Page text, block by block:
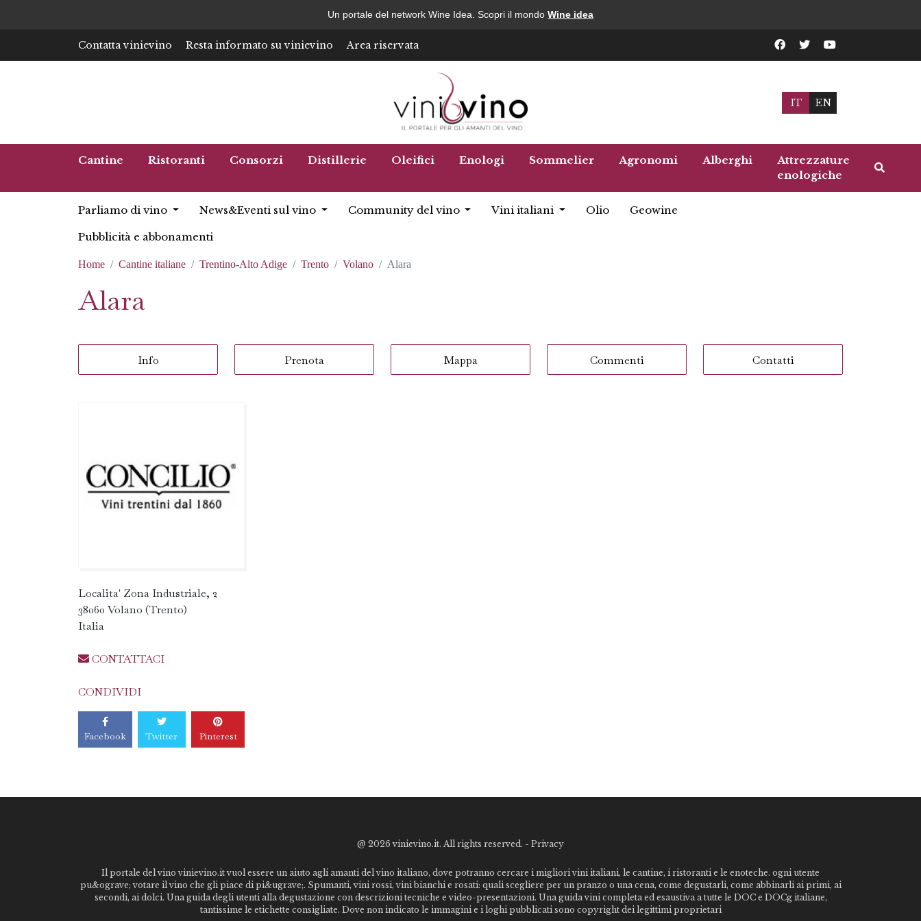
Un portale del network Wine Idea. Scopri il mondo Wine idea
Contatta vinievino Resta informato su vinievino Area riservata
IT EN
Cantine Ristoranti Consorzi Distillerie Oleifici Enologi Sommelier Agronomi Alberghi
Attrezzature
enologiche
Parliamo di vino News&Eventi sul vino Community del vino Vini italiani Olio Geowine
Pubblicità e abbonamenti
Home Cantine italiane Trentino-Alto Adige Trento Volano Alara
Alara
Info Prenota Mappa Commenti Contatti
Localita' Zona Industriale, 2
38060 Volano (Trento)
Italia
CONTATTACI
CONDIVIDI
Facebook Twitter Pinterest
@ 2026 vinievino.it. All rights reserved. - Privacy
Il portale del vino vinievino.it vuol essere un aiuto agli amanti del vino italiano, dove potranno cercare i migliori vini italiani, le cantine, i ristoranti e le enoteche. ogni utente
pu&ograve; votare il vino che gli piace di pi&ugrave;. Spumanti, vini rossi, vini bianchi e rosati: quali scegliere per un pranzo o una cena, come degustarli, come abbinarli ai primi, ai
secondi, ai dolci. Una guida degli utenti alla degustazione con descrizioni tecniche e video-presentazioni. Una guida vini completa ed esaustiva a tutte le DOC e DOCg italiane,
tantissime le etichette consigliate. Dove non indicato le immagini e i loghi pubblicati sono copyright dei legittimi proprietari